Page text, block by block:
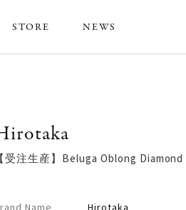
STORE NEWS
【受注生産】Beluga Oblong
Name
Hirotaka